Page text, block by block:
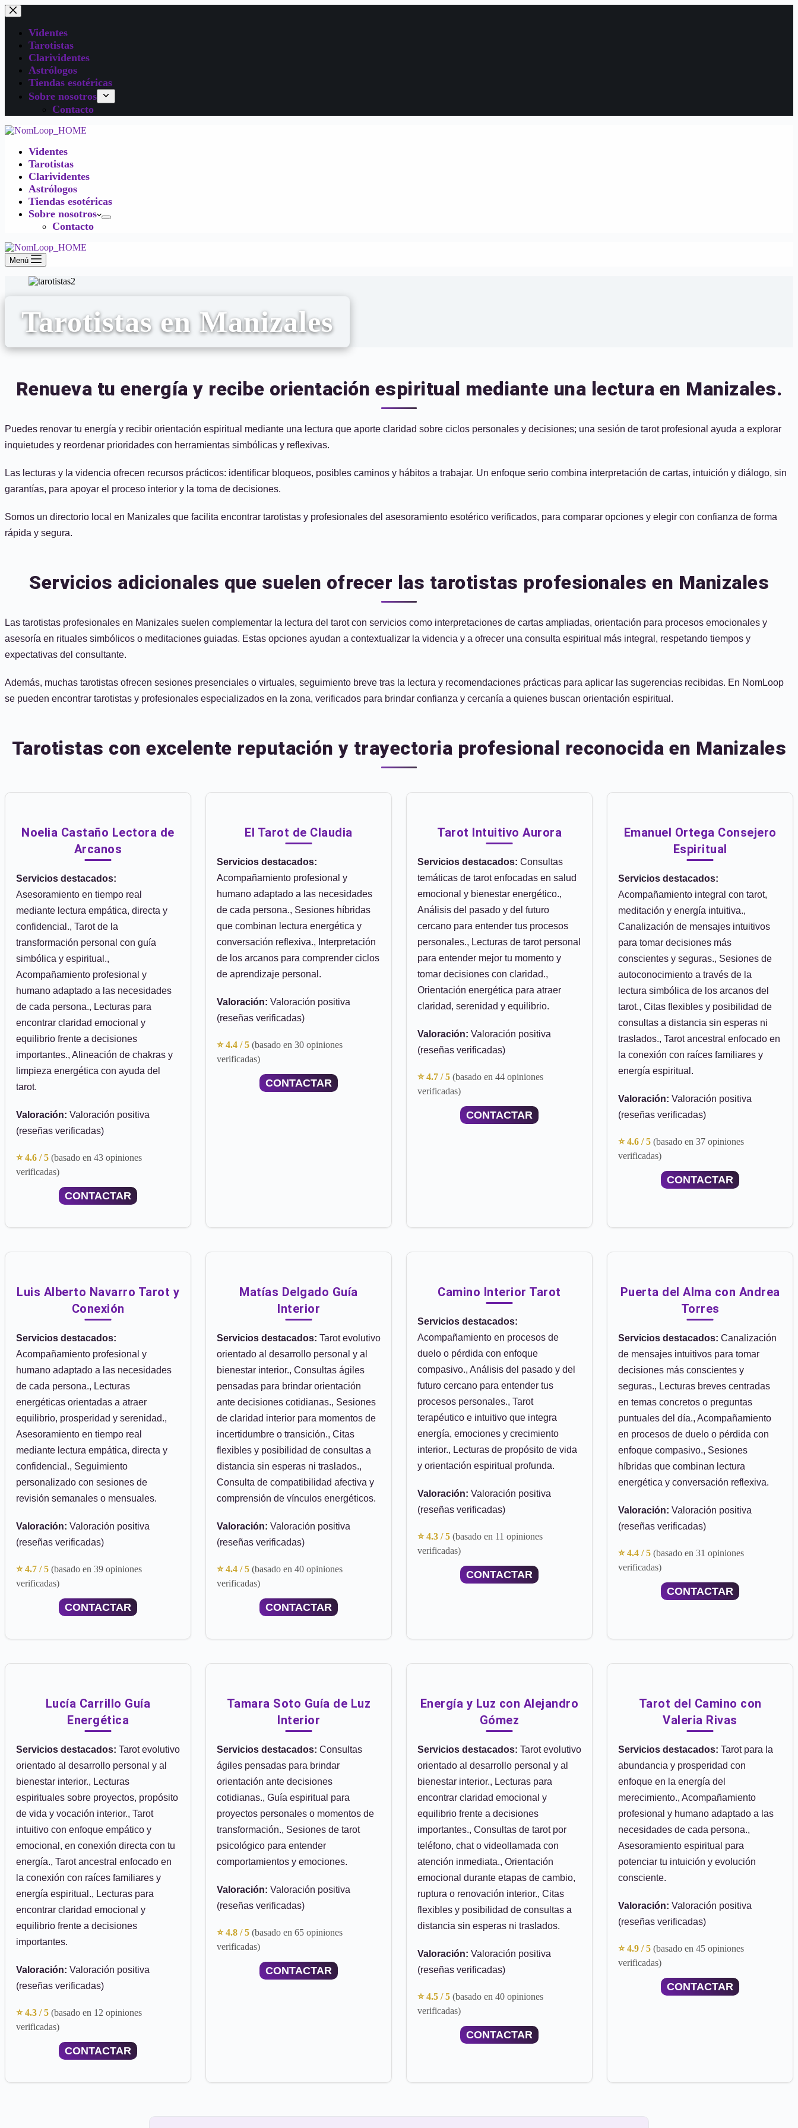
Videntes
Tarotistas
Clarividentes
Astrólogos
Tiendas esotéricas
Sobre nosotros
Contacto
Videntes
Tarotistas
Clarividentes
Astrólogos
Tiendas esotéricas
Sobre nosotros
Contacto
Menú
Tarotistas en Manizales
Renueva tu energía y recibe orientación espiritual mediante una lectura en Manizales.
Puedes renovar tu energía y recibir orientación espiritual mediante una lectura que aporte claridad sobre ciclos personales y decisiones; una sesión de tarot profesional ayuda a explorar
inquietudes y reordenar prioridades con herramientas simbólicas y reflexivas.
Las lecturas y la videncia ofrecen recursos prácticos: identificar bloqueos, posibles caminos y hábitos a trabajar. Un enfoque serio combina interpretación de cartas, intuición y diálogo, sin
garantías, para apoyar el proceso interior y la toma de decisiones.
Somos un directorio local en Manizales que facilita encontrar tarotistas y profesionales del asesoramiento esotérico verificados, para comparar opciones y elegir con confianza de forma
rápida y segura.
Servicios adicionales que suelen ofrecer las tarotistas profesionales en Manizales
Las tarotistas profesionales en Manizales suelen complementar la lectura del tarot con servicios como interpretaciones de cartas ampliadas, orientación para procesos emocionales y
asesoría en rituales simbólicos o meditaciones guiadas. Estas opciones ayudan a contextualizar la videncia y a ofrecer una consulta espiritual más integral, respetando tiempos y
expectativas del consultante.
Además, muchas tarotistas ofrecen sesiones presenciales o virtuales, seguimiento breve tras la lectura y recomendaciones prácticas para aplicar las sugerencias recibidas. En NomLoop
se pueden encontrar tarotistas y profesionales especializados en la zona, verificados para brindar confianza y cercanía a quienes buscan orientación espiritual.
Tarotistas con excelente reputación y trayectoria profesional reconocida en Manizales
Noelia Castaño Lectora de
Arcanos
Servicios destacados:
Asesoramiento en tiempo real
mediante lectura empática, directa y
confidencial., Tarot de la
transformación personal con guía
simbólica y espiritual.,
Acompañamiento profesional y
humano adaptado a las necesidades
de cada persona., Lecturas para
encontrar claridad emocional y
equilibrio frente a decisiones
importantes., Alineación de chakras y
limpieza energética con ayuda del
tarot.
Valoración: Valoración positiva
(reseñas verificadas)
⭐ 4.6 / 5 (basado en 43 opiniones
verificadas)
CONTACTAR
El Tarot de Claudia
Servicios destacados:
Acompañamiento profesional y
humano adaptado a las necesidades
de cada persona., Sesiones híbridas
que combinan lectura energética y
conversación reflexiva., Interpretación
de los arcanos para comprender ciclos
de aprendizaje personal.
Valoración: Valoración positiva
(reseñas verificadas)
⭐ 4.4 / 5 (basado en 30 opiniones
verificadas)
CONTACTAR
Tarot Intuitivo Aurora
Servicios destacados: Consultas
temáticas de tarot enfocadas en salud
emocional y bienestar energético.,
Análisis del pasado y del futuro
cercano para entender tus procesos
personales., Lecturas de tarot personal
para entender mejor tu momento y
tomar decisiones con claridad.,
Orientación energética para atraer
claridad, serenidad y equilibrio.
Valoración: Valoración positiva
(reseñas verificadas)
⭐ 4.7 / 5 (basado en 44 opiniones
verificadas)
CONTACTAR
Emanuel Ortega Consejero
Espiritual
Servicios destacados:
Acompañamiento integral con tarot,
meditación y energía intuitiva.,
Canalización de mensajes intuitivos
para tomar decisiones más
conscientes y seguras., Sesiones de
autoconocimiento a través de la
lectura simbólica de los arcanos del
tarot., Citas flexibles y posibilidad de
consultas a distancia sin esperas ni
traslados., Tarot ancestral enfocado en
la conexión con raíces familiares y
energía espiritual.
Valoración: Valoración positiva
(reseñas verificadas)
⭐ 4.6 / 5 (basado en 37 opiniones
verificadas)
CONTACTAR
Luis Alberto Navarro Tarot y
Conexión
Servicios destacados:
Acompañamiento profesional y
humano adaptado a las necesidades
de cada persona., Lecturas
energéticas orientadas a atraer
equilibrio, prosperidad y serenidad.,
Asesoramiento en tiempo real
mediante lectura empática, directa y
confidencial., Seguimiento
personalizado con sesiones de
revisión semanales o mensuales.
Valoración: Valoración positiva
(reseñas verificadas)
⭐ 4.7 / 5 (basado en 39 opiniones
verificadas)
CONTACTAR
Matías Delgado Guía
Interior
Servicios destacados: Tarot evolutivo
orientado al desarrollo personal y al
bienestar interior., Consultas ágiles
pensadas para brindar orientación
ante decisiones cotidianas., Sesiones
de claridad interior para momentos de
incertidumbre o transición., Citas
flexibles y posibilidad de consultas a
distancia sin esperas ni traslados.,
Consulta de compatibilidad afectiva y
comprensión de vínculos energéticos.
Valoración: Valoración positiva
(reseñas verificadas)
⭐ 4.4 / 5 (basado en 40 opiniones
verificadas)
CONTACTAR
Camino Interior Tarot
Servicios destacados:
Acompañamiento en procesos de
duelo o pérdida con enfoque
compasivo., Análisis del pasado y del
futuro cercano para entender tus
procesos personales., Tarot
terapéutico e intuitivo que integra
energía, emociones y crecimiento
interior., Lecturas de propósito de vida
y orientación espiritual profunda.
Valoración: Valoración positiva
(reseñas verificadas)
⭐ 4.3 / 5 (basado en 11 opiniones
verificadas)
CONTACTAR
Puerta del Alma con Andrea
Torres
Servicios destacados: Canalización
de mensajes intuitivos para tomar
decisiones más conscientes y
seguras., Lecturas breves centradas
en temas concretos o preguntas
puntuales del día., Acompañamiento
en procesos de duelo o pérdida con
enfoque compasivo., Sesiones
híbridas que combinan lectura
energética y conversación reflexiva.
Valoración: Valoración positiva
(reseñas verificadas)
⭐ 4.4 / 5 (basado en 31 opiniones
verificadas)
CONTACTAR
Lucía Carrillo Guía
Energética
Servicios destacados: Tarot evolutivo
orientado al desarrollo personal y al
bienestar interior., Lecturas
espirituales sobre proyectos, propósito
de vida y vocación interior., Tarot
intuitivo con enfoque empático y
emocional, en conexión directa con tu
energía., Tarot ancestral enfocado en
la conexión con raíces familiares y
energía espiritual., Lecturas para
encontrar claridad emocional y
equilibrio frente a decisiones
importantes.
Valoración: Valoración positiva
(reseñas verificadas)
⭐ 4.3 / 5 (basado en 12 opiniones
verificadas)
CONTACTAR
Tamara Soto Guía de Luz
Interior
Servicios destacados: Consultas
ágiles pensadas para brindar
orientación ante decisiones
cotidianas., Guía espiritual para
proyectos personales o momentos de
transformación., Sesiones de tarot
psicológico para entender
comportamientos y emociones.
Valoración: Valoración positiva
(reseñas verificadas)
⭐ 4.8 / 5 (basado en 65 opiniones
verificadas)
CONTACTAR
Energía y Luz con Alejandro
Gómez
Servicios destacados: Tarot evolutivo
orientado al desarrollo personal y al
bienestar interior., Lecturas para
encontrar claridad emocional y
equilibrio frente a decisiones
importantes., Consultas de tarot por
teléfono, chat o videollamada con
atención inmediata., Orientación
emocional durante etapas de cambio,
ruptura o renovación interior., Citas
flexibles y posibilidad de consultas a
distancia sin esperas ni traslados.
Valoración: Valoración positiva
(reseñas verificadas)
⭐ 4.5 / 5 (basado en 40 opiniones
verificadas)
CONTACTAR
Tarot del Camino con
Valeria Rivas
Servicios destacados: Tarot para la
abundancia y prosperidad con
enfoque en la energía del
merecimiento., Acompañamiento
profesional y humano adaptado a las
necesidades de cada persona.,
Asesoramiento espiritual para
potenciar tu intuición y evolución
consciente.
Valoración: Valoración positiva
(reseñas verificadas)
⭐ 4.9 / 5 (basado en 45 opiniones
verificadas)
CONTACTAR